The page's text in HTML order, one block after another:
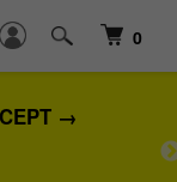
0
→